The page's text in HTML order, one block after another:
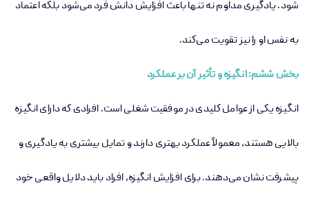
شود. یادگیری مداوم نه تنها باعث افزایش دانش فرد می‌شود بلکه اعتماد
به نفس او را نیز تقویت می‌کند.
بخش ششم: انگیزه و تأثیر آن بر عملکرد
انگیزه یکی از عوامل کلیدی در موفقیت شغلی است. افرادی که دارای انگیزه
بالایی هستند، معمولاً عملکرد بهتری دارند و تمایل بیشتری به یادگیری و
پیشرفت نشان می‌دهند. برای افزایش انگیزه، افراد باید دلایل واقعی خود